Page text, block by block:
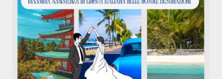
VOLI CUBA
VOLI CUBA
VOLI CUBA LAST MINUTE